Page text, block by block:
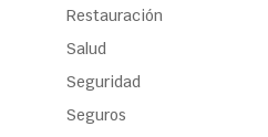
Restauración
Salud
Seguridad
Seguros